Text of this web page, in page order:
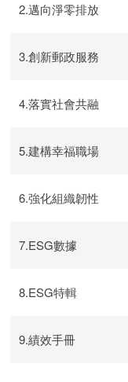
2.邁向淨零排放
3.創新郵政服務
4.落實社會共融
5.建構幸福職場
6.強化組織韌性
7.ESG數據
8.ESG特輯
9.績效手冊